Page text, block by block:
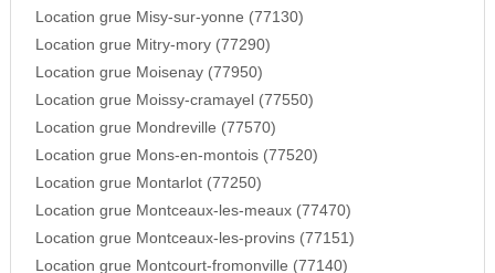
Location grue Misy-sur-yonne (77130)
Location grue Mitry-mory (77290)
Location grue Moisenay (77950)
Location grue Moissy-cramayel (77550)
Location grue Mondreville (77570)
Location grue Mons-en-montois (77520)
Location grue Montarlot (77250)
Location grue Montceaux-les-meaux (77470)
Location grue Montceaux-les-provins (77151)
Location grue Montcourt-fromonville (77140)